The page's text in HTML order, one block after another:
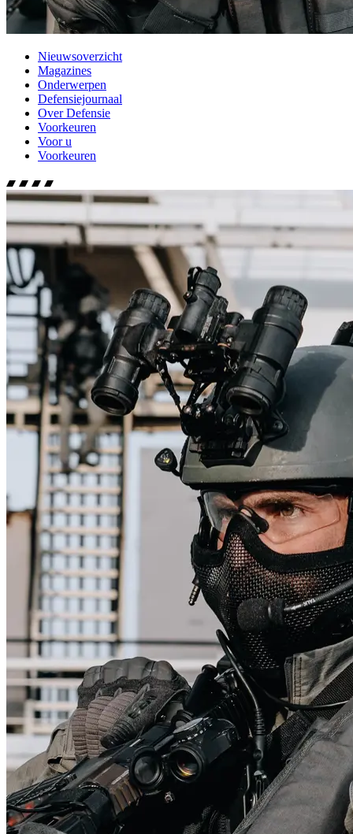
Nieuwsoverzicht
Magazines
Onderwerpen
Defensiejournaal
Over Defensie
Voorkeuren
Voor u
Voorkeuren